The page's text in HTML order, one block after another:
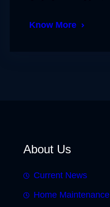
Know More
About Us
Current News
Home Maintenance